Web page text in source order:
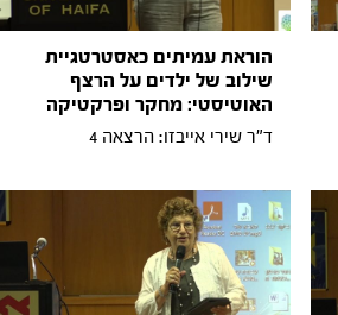
הוראת עמיתים כאסטרטגיית
שילוב של ילדים על הרצף
האוטיסטי: מחקר ופרקטיקה
ד"ר שירי אייבזו: הרצאה 4